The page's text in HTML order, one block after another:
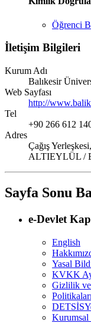
Öğrenci
İletişim Bilgileri
Kurum Adı
Balıkesir
Web Sayfası
http://
Tel
+90 266 612
Adres
Çağış
ALTIEYLÜL /
Sayfa Sonu
e-Devlet
English
Yasal
KVKK
Gizlilik
DETSİS